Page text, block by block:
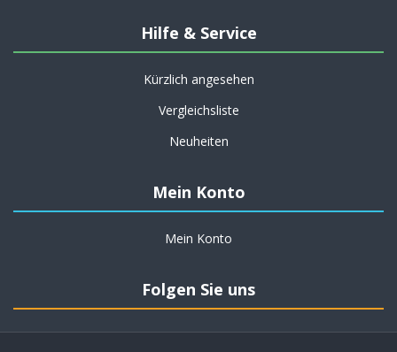
Hilfe & Service
Kürzlich angesehen
Vergleichsliste
Neuheiten
Mein Konto
Mein Konto
Folgen Sie uns